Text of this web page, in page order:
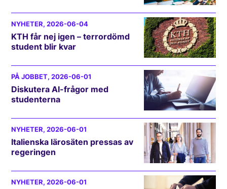
NYHETER, 2026-06-04
KTH får nej igen – terrordömd
student blir kvar
PÅ JOBBET, 2026-06-01
Diskutera AI-frågor med
studenterna
NYHETER, 2026-06-01
Italienska lärosäten pressas av
regeringen
NYHETER, 2026-06-01